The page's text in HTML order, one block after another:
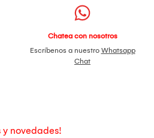
Chatea con nosotros
Escríbenos a nuestro Whatsapp
Chat
y novedades!